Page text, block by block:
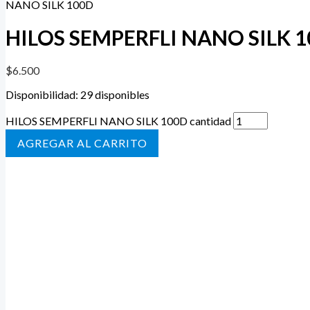
NANO SILK 100D
HILOS SEMPERFLI NANO SILK
$6.500
Disponibilidad: 29 disponibles
HILOS SEMPERFLI NANO SILK 100D cantidad
AÑADIR AL CARRITO